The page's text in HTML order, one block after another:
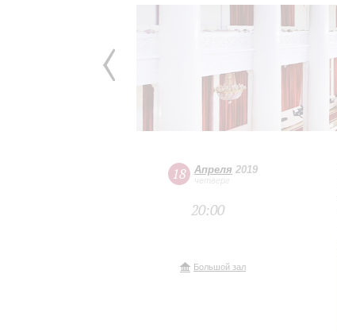
18 Апреля 2019
четверг
20:00
Большой зал